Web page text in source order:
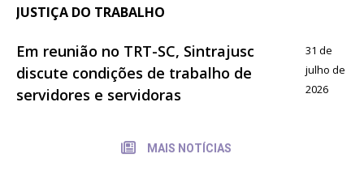
JUSTIÇA DO TRABALHO
Em reunião no TRT-SC, Sintrajusc
discute condições de trabalho de
servidores e servidoras
31 de
julho de
2026
MAIS NOTÍCIAS